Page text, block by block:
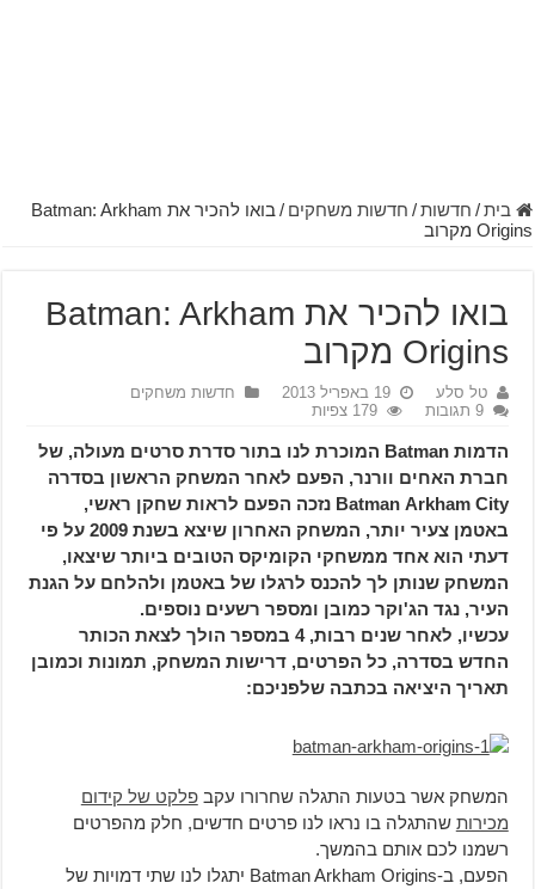
בית / חדשות / חדשות משחקים /
בואו להכיר את Batman: Arkham
Origins מקרוב
בואו להכיר את Batman: Arkham
Origins מקרוב
טל סלע 19 באפריל 2013
חדשות משחקים
9 תגובות
179 צפיות
הדמות Batman המוכרת לנו בתור סדרת סרטים מעולה, של
חברת האחים וורנר, הפעם לאחר המשחק הראשון בסדרה
Batman Arkham City נזכה הפעם לראות שחקן ראשי,
באטמן צעיר יותר, המשחק האחרון שיצא בשנת 2009 על פי
דעתי הוא אחד ממשחקי הקומיקס הטובים ביותר שיצאו,
המשחק שנותן לך להכנס לרגלו של באטמן ולהלחם על הגנת
העיר, נגד הג'וקר כמובן ומספר רשעים נוספים.
עכשיו, לאחר שנים רבות, 4 במספר הולך לצאת הכותר
החדש בסדרה, כל הפרטים, דרישות המשחק, תמונות וכמובן
תאריך היציאה בכתבה שלפניכם:
המשחק אשר בטעות התגלה שחרורו עקב פלקט של קידום
מכירותשהתגלה בו נראו לנו פרטים חדשים, חלק מהפרטים
רשמנו לכם אותם בהמשך.
הפעם, ב-Batman Arkham Origins יתגלו לנו שתי דמויות של